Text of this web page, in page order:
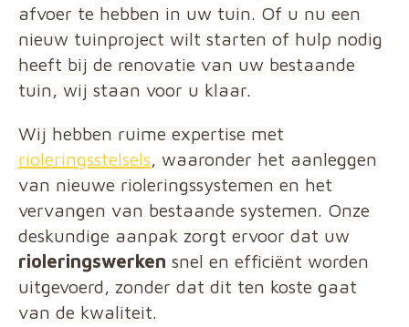
afvoer te hebben in uw tuin. Of u nu een
nieuw tuinproject wilt starten of hulp nodig
heeft bij de renovatie van uw bestaande
tuin, wij staan voor u klaar.
Wij hebben ruime expertise met
rioleringsstelsels, waaronder het aanleggen
van nieuwe rioleringssystemen en het
vervangen van bestaande systemen. Onze
deskundige aanpak zorgt ervoor dat uw
rioleringswerken snel en efficiënt worden
uitgevoerd, zonder dat dit ten koste gaat
van de kwaliteit.